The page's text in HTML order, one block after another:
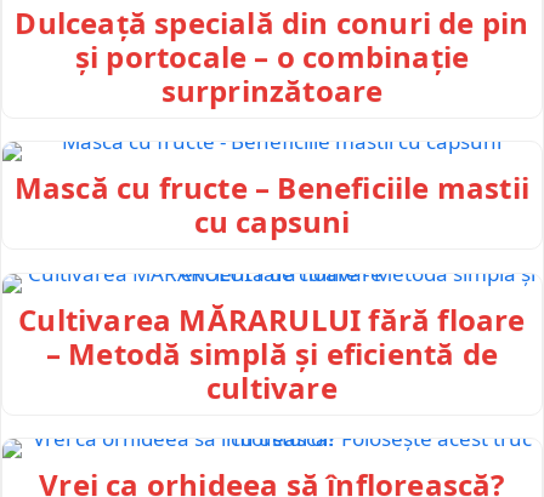
Dulceață specială din conuri de pin
și portocale – o combinație
surprinzătoare
Mască cu fructe – Beneficiile mastii
cu capsuni
Cultivarea MĂRARULUI fără floare
– Metodă simplă și eficientă de
cultivare
Vrei ca orhideea să înflorească?